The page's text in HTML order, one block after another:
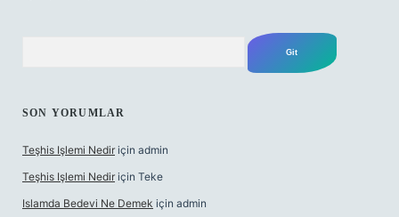
SON YORUMLAR
Teşhis Işlemi Nedir için admin
Teşhis Işlemi Nedir için Teke
Islamda Bedevi Ne Demek için admin